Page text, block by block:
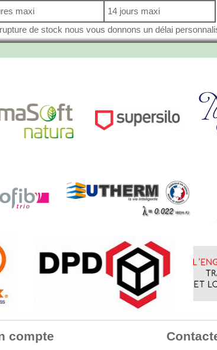
maxi
14 jours maxi
de stock nous vous donnons un délai
compte